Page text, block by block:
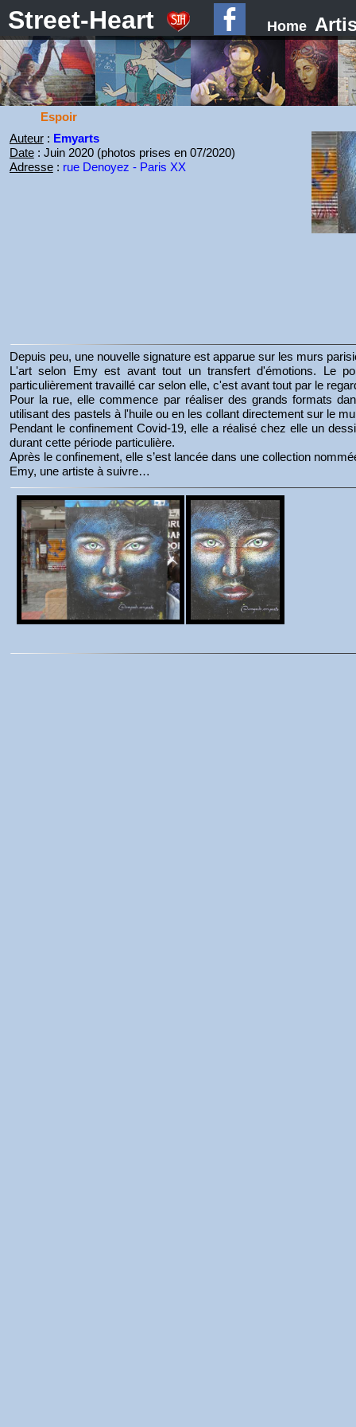
Street-Heart Home
Espoir
Auteur: Emyarts
Date: Juin 2020 (photos prises en 07/2020)
Adresse: rue Denoyez - Paris XX
Depuis peu, une nouvelle signature est apparue sur les murs
L'art selon Emy est avant tout un transfert d'émotions. Le
particulièrement travaillé car selon elle, c'est avant tout par le
Pour la rue, elle commence par réaliser des grands formats
utilisant des pastels à l'huile ou en les collant directement sur le
Pendant le confinement Covid-19, elle a réalisé chez elle un
durant cette période particulière.
Après le confinement, elle s’est lancée dans une collection
Emy, une artiste à suivre…